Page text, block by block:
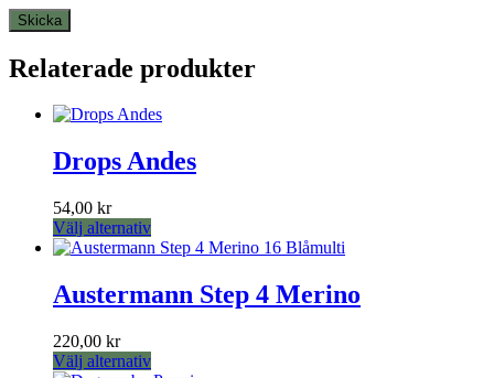
Relaterade produkter
Drops Andes
54,00 kr
Välj alternativDen
här
flera
olika
Austermann Step 4 Merino
220,00 kr
Välj alternativDen